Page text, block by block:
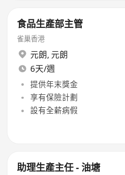
食品生產部主管
雀巢香港
元朗, 元朗
6天/週
提供年末獎金
享有保險計劃
設有全薪病假
助理生產主任 - 油塘